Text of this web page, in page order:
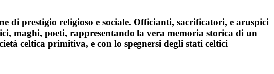
di prestigio religioso e sociale. Officianti, sacrificatori, e aruspici
maghi, poeti, rappresentando la vera memoria storica di un
celtica primitiva, e con lo spegnersi degli stati celtici